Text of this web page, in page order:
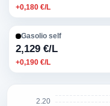
+0,180 €/L
Gasolio self
2,129 €/L
+0,190 €/L